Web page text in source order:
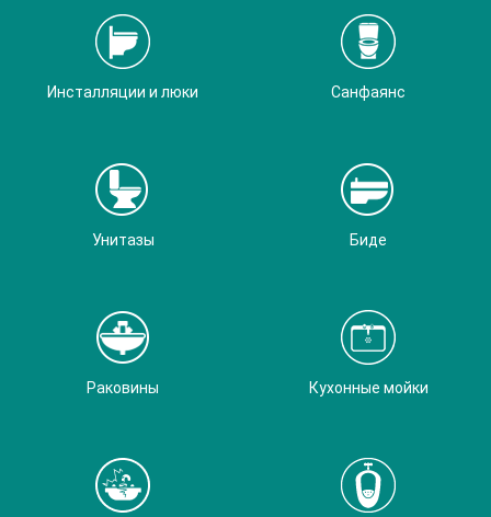
Инсталляции и люки Санфаянс
Унитазы Биде
Раковины Кухонные мойки